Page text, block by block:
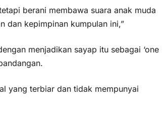
berani membawa suara anak muda
dan kepimpinan kumpulan ini,”
menjadikan sayap itu sebagai ‘one
yang terbiar dan tidak mempunyai